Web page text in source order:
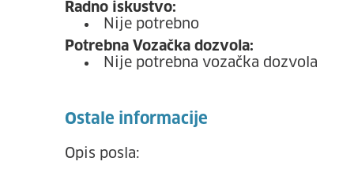
Radno iskustvo:
Nije potrebno
Potrebna Vozačka dozvola:
Nije potrebna vozačka dozvola
Ostale informacije
Opis posla: